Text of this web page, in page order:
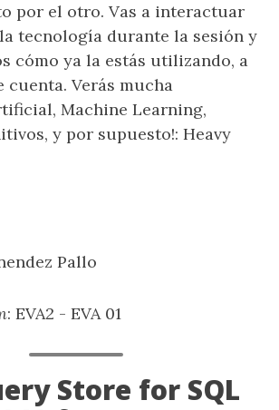
por el otro. Vas a interactuar
tecnología durante la sesión y
cómo ya la estás utilizando, a
cuenta. Verás mucha
Machine Learning,
y por supuesto!: Heavy
Pallo
: EVA2 - EVA 01
Store for SQL